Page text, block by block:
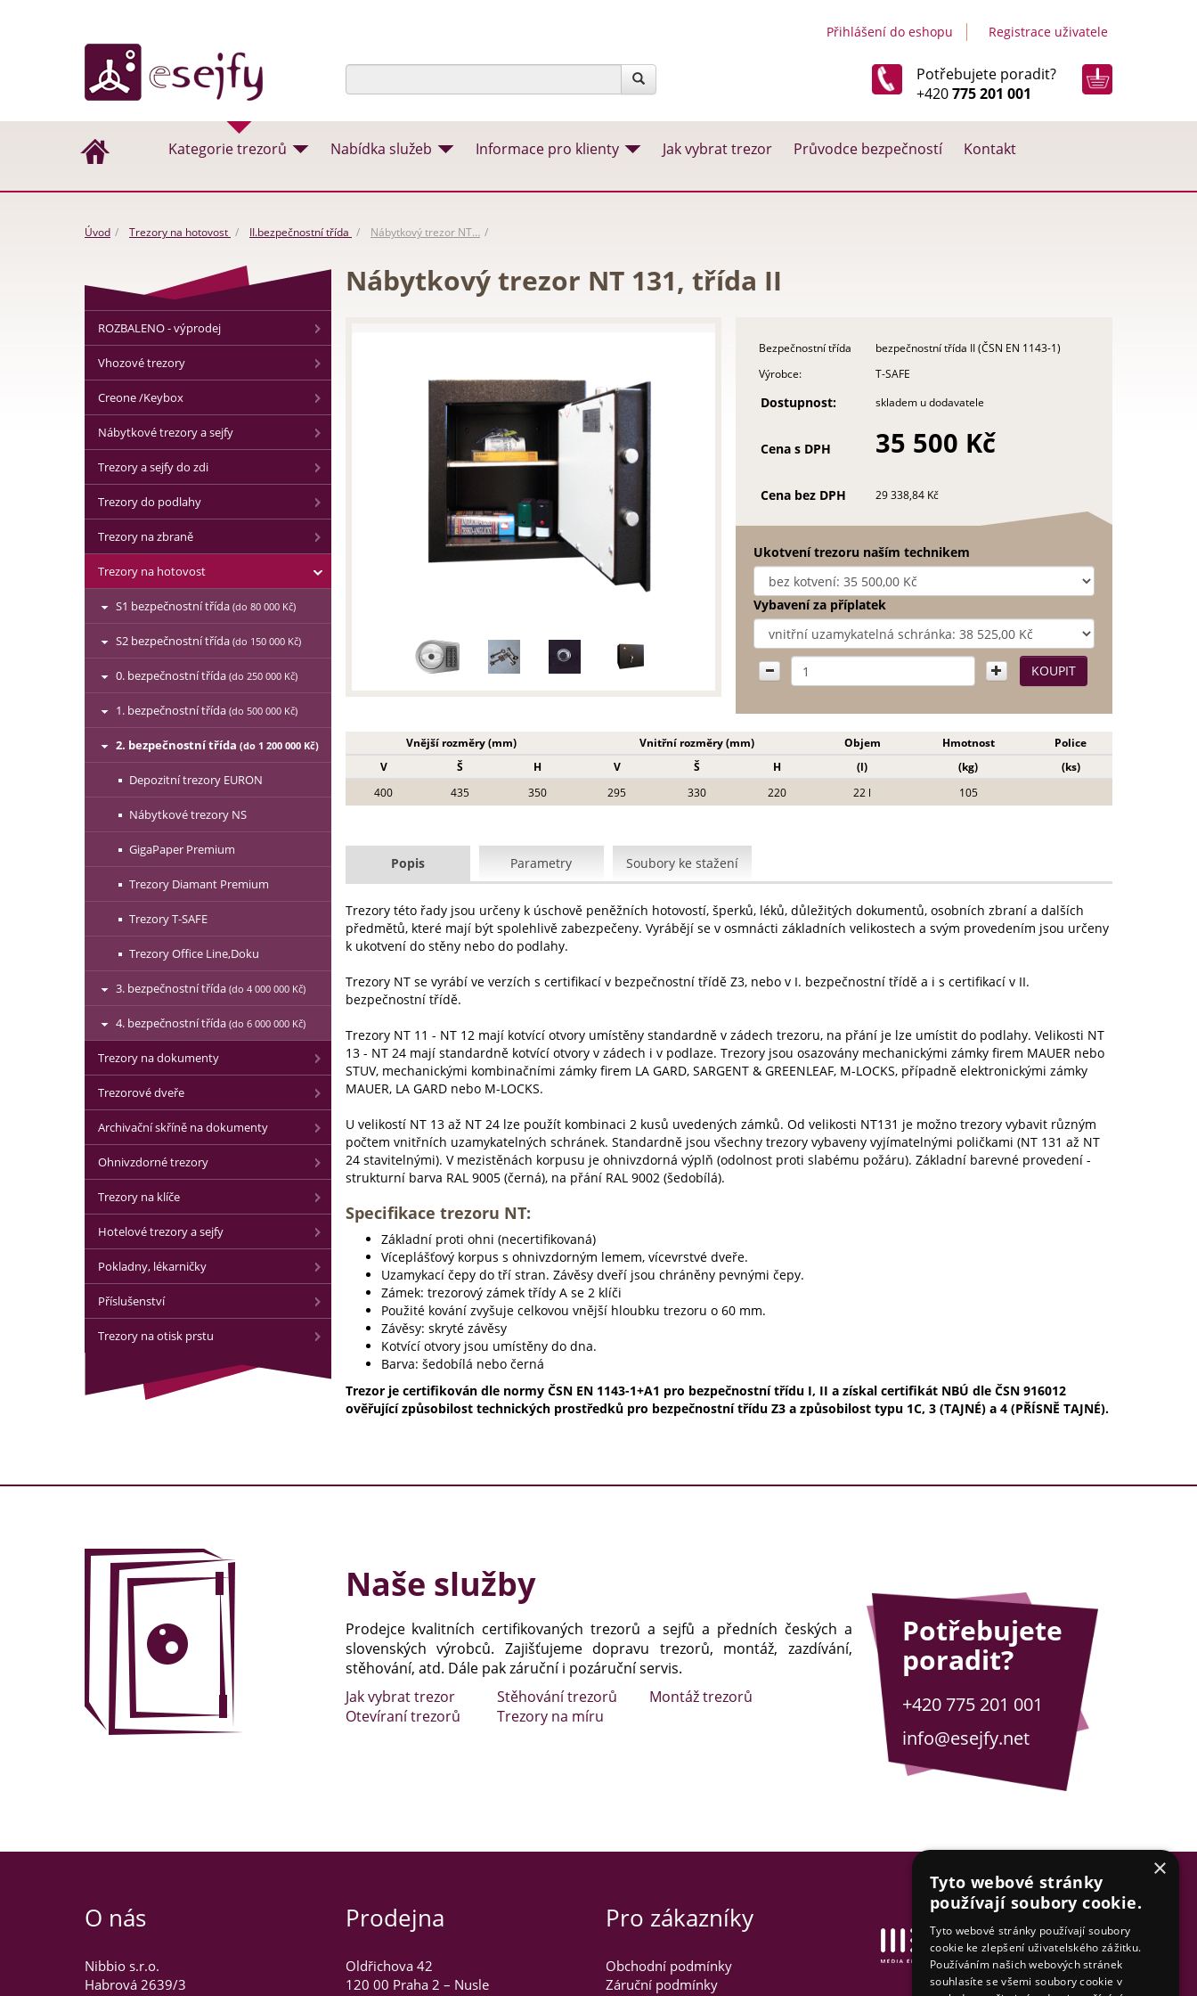
Přihlášení do eshopu Registrace uživatele
Potřebujete poradit?
+420775 201 001
Kategorie trezorů Nabídka služeb Informace pro klienty Jak vybrat trezor Průvodce bezpečností Kontakt
Úvod Trezory na hotovost II.bezpečnostní třída Nábytkový trezor NT…
Nábytkový trezor NT 131, třída II
Bezpečnostní třída
bezpečnostní třída II (ČSN EN 1143-1)
Výrobce:
T-SAFE
Dostupnost: skladem u dodavatele
Cena s DPH 35 500 Kč
Cena bez DPH 29 338,84 Kč
Ukotvení trezoru naším technikem
Vybavení za příplatek
Vnější rozměry (mm) Vnitřní rozměry (mm) Objem Hmotnost
Police
V
Š H V Š H (l) (kg)
(ks)
400
435 350 295 330 220 22 l 105
Popis Parametry Soubory ke stažení
Trezory této řady jsou určeny k úschově peněžních hotovostí, šperků, léků, důležitých dokumentů, osobních zbraní a dalších
předmětů, které mají být spolehlivě zabezpečeny. Vyrábějí se v osmnácti základních velikostech a svým provedením jsou určeny
k ukotvení do stěny nebo do podlahy.
Trezory NT se vyrábí ve verzích s certifikací v bezpečnostní třídě Z3, nebo v I. bezpečnostní třídě a i s certifikací v II.
bezpečnostní třídě.
Trezory NT 11 - NT 12 mají kotvící otvory umístěny standardně v zádech trezoru, na přání je lze umístit do podlahy. Velikosti NT
13 - NT 24 mají standardně kotvící otvory v zádech i v podlaze. Trezory jsou osazovány mechanickými zámky firem MAUER nebo
STUV, mechanickými kombinačními zámky firem LA GARD, SARGENT & GREENLEAF, M-LOCKS, případně elektronickými zámky
MAUER, LA GARD nebo M-LOCKS.
U velikostí NT 13 až NT 24 lze použít kombinaci 2 kusů uvedených zámků. Od velikosti NT131 je možno trezory vybavit různým
počtem vnitřních uzamykatelných schránek. Standardně jsou všechny trezory vybaveny vyjímatelnými poličkami (NT 131 až NT
24 stavitelnými). V mezistěnách korpusu je ohnivzdorná výplň (odolnost proti slabému požáru). Základní barevné provedení -
strukturní barva RAL 9005 (černá), na přání RAL 9002 (šedobílá).
Specifikace trezoru NT:
Základní proti ohni (necertifikovaná)
Víceplášťový korpus s ohnivzdorným lemem, vícevrstvé dveře.
Uzamykací čepy do tří stran. Závěsy dveří jsou chráněny pevnými čepy.
Zámek: trezorový zámek třídy A se 2 klíči
Použité kování zvyšuje celkovou vnější hloubku trezoru o 60 mm.
Závěsy: skryté závěsy
Kotvící otvory jsou umístěny do dna.
Barva: šedobílá nebo černá
Trezor je certifikován dle normy ČSN EN 1143-1+A1 pro bezpečnostní třídu I, II a získal certifikát NBÚ dle ČSN 916012
ověřující způsobilost technických prostředků pro bezpečnostní třídu Z3 a způsobilost typu 1C, 3 (TAJNÉ) a 4 (PŘÍSNĚ TAJNÉ).
ROZBALENO - výprodej
Vhozové trezory
Creone /Keybox
Nábytkové trezory a sejfy
Trezory a sejfy do zdi
Trezory do podlahy
Trezory na zbraně
Trezory na hotovost
S1 bezpečnostní třída (do 80 000 Kč)
S2 bezpečnostní třída (do 150 000 Kč)
0. bezpečnostní třída (do 250 000 Kč)
1. bezpečnostní třída (do 500 000 Kč)
2. bezpečnostní třída (do 1 200 000 Kč)
Depozitní trezory EURON
Nábytkové trezory NS
GigaPaper Premium
Trezory Diamant Premium
Trezory T-SAFE
Trezory Office Line,Doku
3. bezpečnostní třída (do 4 000 000 Kč)
4. bezpečnostní třída (do 6 000 000 Kč)
Trezory na dokumenty
Trezorové dveře
Archivační skříně na dokumenty
Ohnivzdorné trezory
Trezory na klíče
Hotelové trezory a sejfy
Pokladny, lékarničky
Příslušenství
Trezory na otisk prstu
Naše služby
Prodejce kvalitních certifikovaných trezorů a sejfů a předních českých a
slovenských výrobců. Zajišťujeme dopravu trezorů, montáž, zazdívání,
stěhování, atd. Dále pak záruční i pozáruční servis.
Jak vybrat trezor
Stěhování trezorů
Montáž trezorů
Otevíraní trezorů
Trezory na míru
Potřebujete
poradit?
+420 775 201 001
info@esejfy.net
O nás
Nibbio s.r.o.
Habrová 2639/3
Prodejna
Oldřichova 42
120 00 Praha 2 – Nusle
Pro zákazníky
Obchodní podmínky
Záruční podmínky
Tvorba www stránek
& SEO by MEDIA ENERGY
×
Tyto webové stránky
používají soubory cookie.
Tyto webové stránky používají soubory
cookie ke zlepšení uživatelského zážitku.
Používáním našich webových stránek
souhlasíte se všemi soubory cookie v